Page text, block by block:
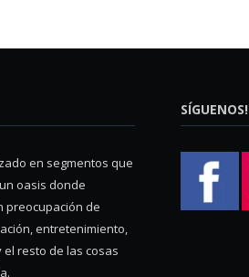
en segmentos que
oasis donde
preocupación de
entretenimiento,
resto de las cosas
SÍGUENOS!